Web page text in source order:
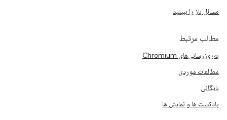
مسائل باز را ببینید
مطالب مرتبط
به‌روزرسانی‌های Chromium
مطالعات موردی
بایگانی
پادکست ها و نمایش ها